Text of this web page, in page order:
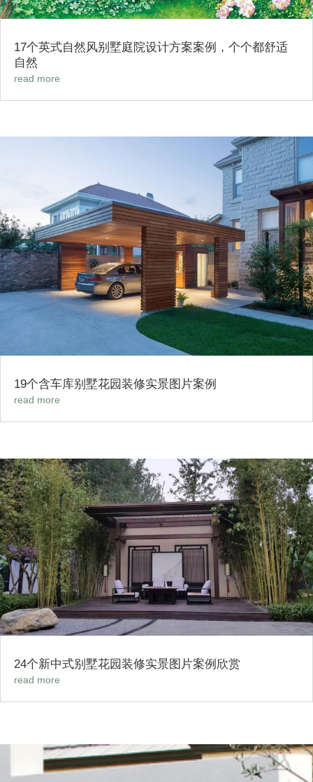
17个英式自然风别墅庭院设计方案案例，个个都舒适
自然
read more
19个含车库别墅花园装修实景图片案例
read more
24个新中式别墅花园装修实景图片案例欣赏
read more